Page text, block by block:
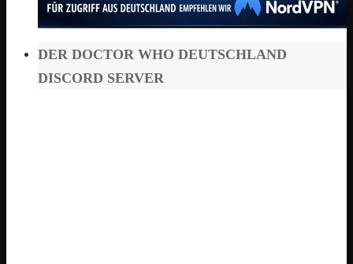
DER DOCTOR WHO DEUTSCHLAND
DISCORD SERVER